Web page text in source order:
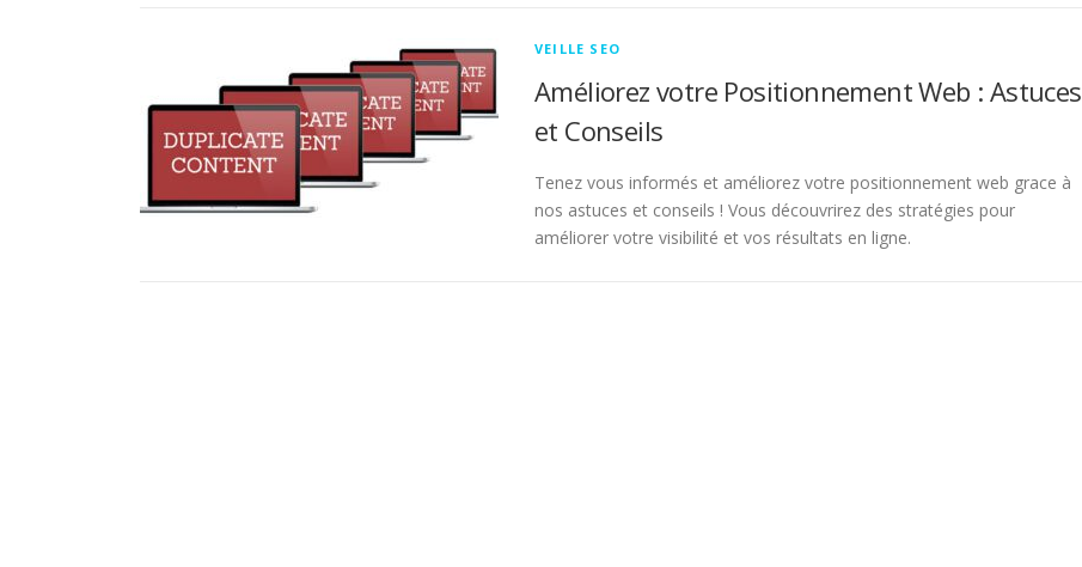
VEILLE SEO
Améliorez votre Positionnement Web : Astuces
et Conseils
Tenez vous informés et améliorez votre positionnement web grace à
nos astuces et conseils ! Vous découvrirez des stratégies pour
améliorer votre visibilité et vos résultats en ligne.